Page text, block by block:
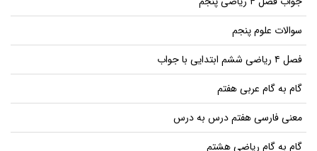
سوالات علوم پنجم
فصل ۴ ریاضی ششم ابتدایی با جواب
گام به گام عربی هفتم
معنی فارسی هفتم درس به درس
گام به گام ریاضی هشتم